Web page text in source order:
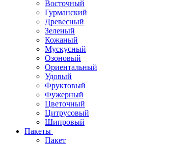
Восточный
Гурманский
Древесный
Зеленый
Кожаный
Мускусный
Озоновый
Ориентальный
Удовый
Фруктовый
Фужерный
Цветочный
Цитрусовый
Шипровый
Пакеты
Пакет